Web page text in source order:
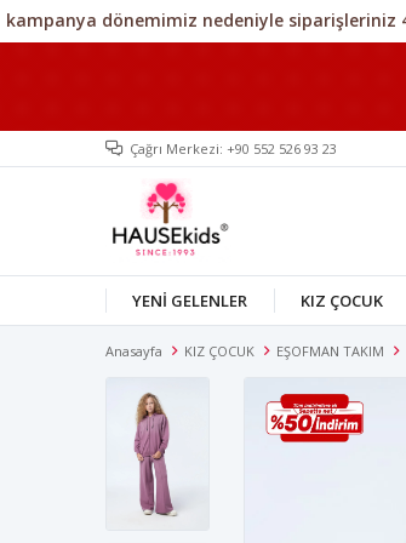
Çağrı Merkezi: +90 552 526 93 23
YENİ GELENLER KIZ ÇOCUK
Anasayfa KIZ ÇOCUK EŞOFMAN TAKIM